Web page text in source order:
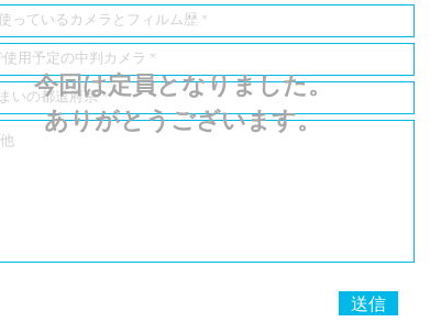
送信
今回は定員となりました。
ありがとうございます。